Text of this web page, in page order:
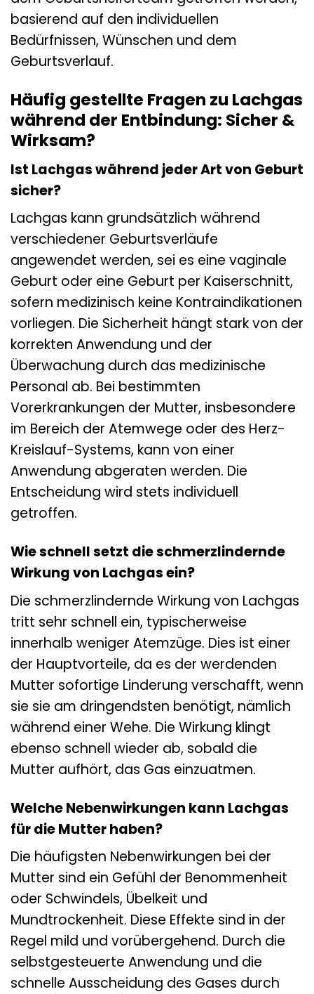
basierend auf den individuellen
Bedürfnissen, Wünschen und dem
Geburtsverlauf.
Häufig gestellte Fragen zu Lachgas
während der Entbindung: Sicher &
Wirksam?
Ist Lachgas während jeder Art von Geburt
sicher?
Lachgas kann grundsätzlich während
verschiedener Geburtsverläufe
angewendet werden, sei es eine vaginale
Geburt oder eine Geburt per Kaiserschnitt,
sofern medizinisch keine Kontraindikationen
vorliegen. Die Sicherheit hängt stark von der
korrekten Anwendung und der
Überwachung durch das medizinische
Personal ab. Bei bestimmten
Vorerkrankungen der Mutter, insbesondere
im Bereich der Atemwege oder des Herz-
Kreislauf-Systems, kann von einer
Anwendung abgeraten werden. Die
Entscheidung wird stets individuell
getroffen.
Wie schnell setzt die schmerzlindernde
Wirkung von Lachgas ein?
Die schmerzlindernde Wirkung von Lachgas
tritt sehr schnell ein, typischerweise
innerhalb weniger Atemzüge. Dies ist einer
der Hauptvorteile, da es der werdenden
Mutter sofortige Linderung verschafft, wenn
sie sie am dringendsten benötigt, nämlich
während einer Wehe. Die Wirkung klingt
ebenso schnell wieder ab, sobald die
Mutter aufhört, das Gas einzuatmen.
Welche Nebenwirkungen kann Lachgas
für die Mutter haben?
Die häufigsten Nebenwirkungen bei der
Mutter sind ein Gefühl der Benommenheit
oder Schwindels, Übelkeit und
Mundtrockenheit. Diese Effekte sind in der
Regel mild und vorübergehend. Durch die
selbstgesteuerte Anwendung und die
schnelle Ausscheidung des Gases durch